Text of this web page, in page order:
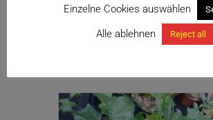
Zu meiner Wunschliste
In den Warenkorb
Einzelne Cookies auswählen
Alle ablehnen Reject all